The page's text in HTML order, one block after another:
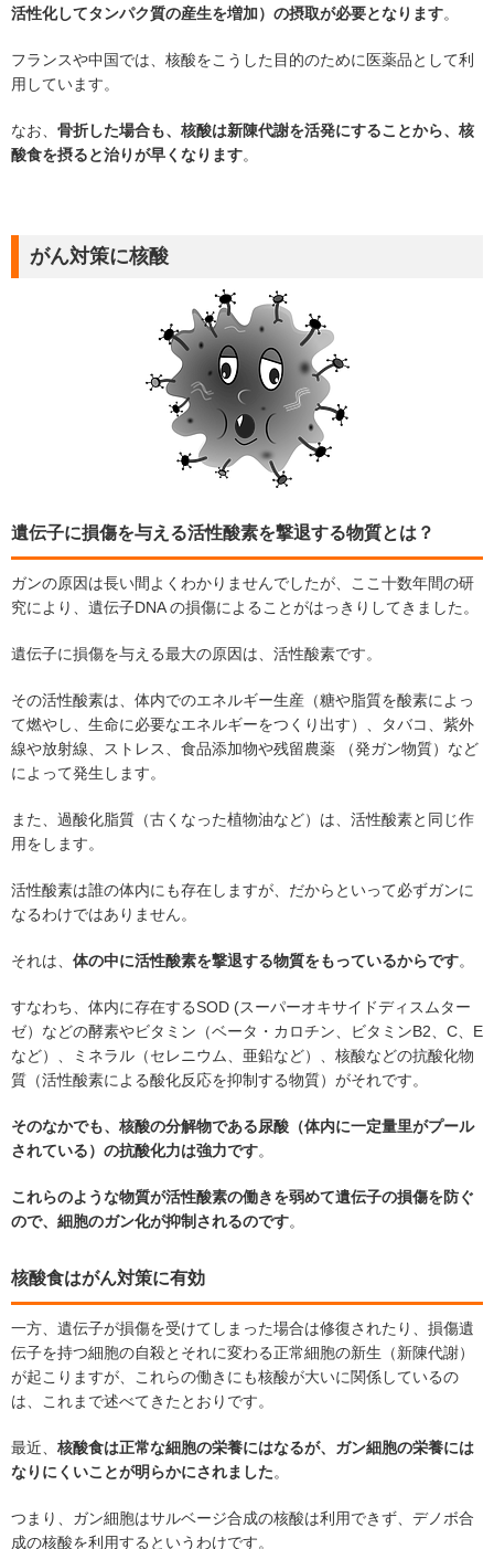
活性化してタンパク質の産生を増加）の摂取が必要となります。
フランスや中国では、核酸をこうした目的のために医薬品として利
用しています。
なお、 骨折した場合も、核酸は新陳代謝を活発にすることから、核
酸食を摂ると治りが早くなります。
がん対策に核酸
遺伝子に損傷を与える活性酸素を撃退する物質とは？
ガンの原因は長い間よくわかりませんでしたが、ここ十数年間の研
究により、遺伝子DNA の損傷によることがはっきりしてきました。
遺伝子に損傷を与える最大の原因は、活性酸素です。
その活性酸素は、体内でのエネルギー生産（糖や脂質を酸素によっ
て燃やし、生命に必要なエネルギーをつくり出す）、タバコ、紫外
線や放射線、ストレス、食品添加物や残留農薬 （発ガン物質）など
によって発生します。
また、過酸化脂質（古くなった植物油など）は、活性酸素と同じ作
用をします。
活性酸素は誰の体内にも存在しますが、だからといって必ずガンに
なるわけではありません。
それは、 体の中に活性酸素を撃退する物質をもっているからです。
すなわち、体内に存在するSOD (スーパーオキサイドディスムター
ゼ）などの酵素やビタミン（ベータ・カロチン、ビタミンB2、C、E
など）、ミネラル（セレニウム、亜鉛など）、核酸などの抗酸化物
質（活性酸素による酸化反応を抑制する物質）がそれです。
そのなかでも、核酸の分解物である尿酸（体内に一定量里がプール
されている）の抗酸化力は強力です。
これらのような物質が活性酸素の働きを弱めて遺伝子の損傷を防ぐ
ので、細胞のガン化が抑制されるのです。
核酸食はがん対策に有効
一方、遺伝子が損傷を受けてしまった場合は修復されたり、損傷遺
伝子を持つ細胞の自殺とそれに変わる正常細胞の新生（新陳代謝）
が起こりますが、これらの働きにも核酸が大いに関係しているの
は、これまで述べてきたとおりです。
最近、 核酸食は正常な細胞の栄養にはなるが、ガン細胞の栄養には
なりにくいことが明らかにされました。
つまり、ガン細胞はサルベージ合成の核酸は利用できず、デノボ合
成の核酸を利用するというわけです。